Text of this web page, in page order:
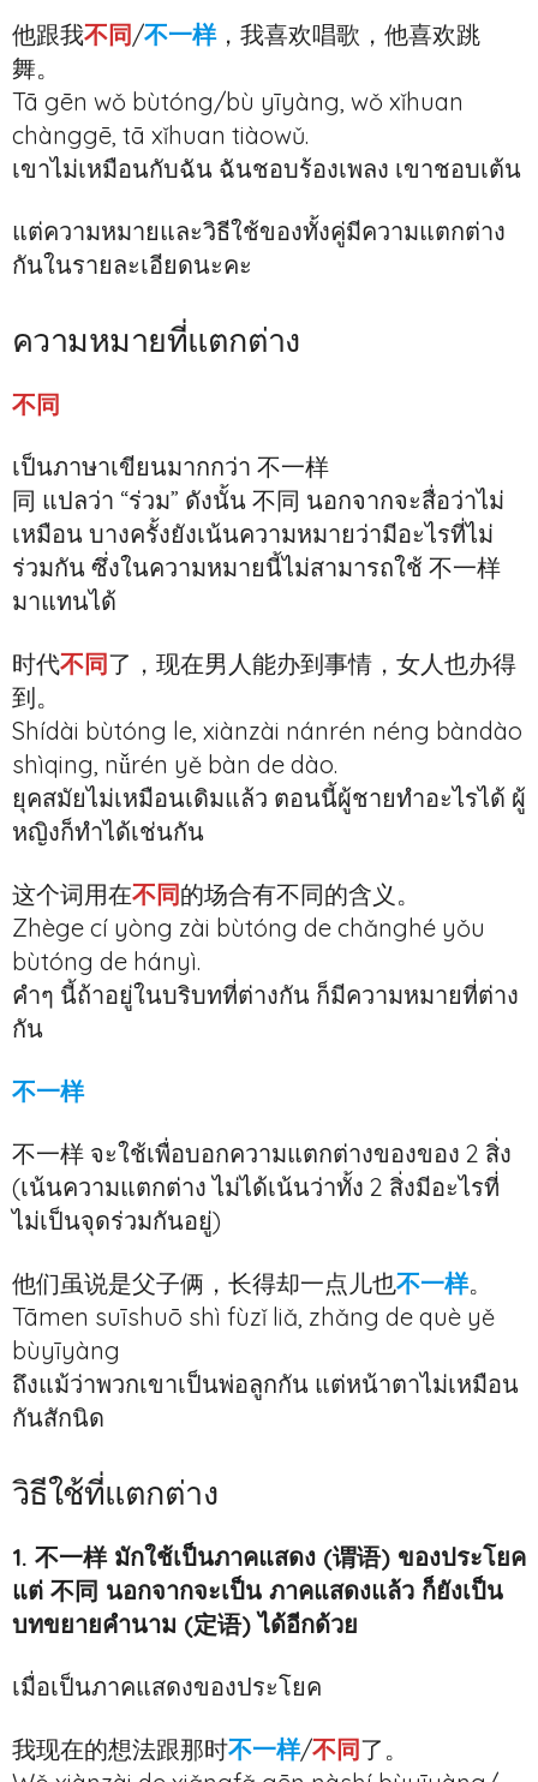
他跟我不同/不一样，我喜欢唱歌，他喜欢跳
舞。
Tā gēn wǒ bùtóng/bù yīyàng, wǒ xǐhuan
chànggē, tā xǐhuan tiàowǔ.
เขาไม่เหมือนกับฉัน ฉันชอบร้องเพลง เขาชอบเต้น
แต่ความหมายและวิธีใช้ของทั้งคู่มีความแตกต่าง
กันในรายละเอียดนะคะ
ความหมายที่แตกต่าง
不同
เป็นภาษาเขียนมากกว่า 不一样
同 แปลว่า “ร่วม” ดังนั้น 不同 นอกจากจะสื่อว่าไม่
เหมือน บางครั้งยังเน้นความหมายว่ามีอะไรที่ไม่
ร่วมกัน ซึ่งในความหมายนี้ไม่สามารถใช้ 不一样
มาแทนได้
时代不同了，现在男人能办到事情，女人也办得
到。
Shídài bùtóng le, xiànzài nánrén néng bàndào
shìqing, nǚrén yě bàn de dào.
ยุคสมัยไม่เหมือนเดิมแล้ว ตอนนี้ผู้ชายทำอะไรได้ ผู้
หญิงก็ทำได้เช่นกัน
这个词用在不同的场合有不同的含义。
Zhège cí yòng zài bùtóng de chǎnghé yǒu
bùtóng de hányì.
คำๆ นี้ถ้าอยู่ในบริบทที่ต่างกัน ก็มีความหมายที่ต่าง
กัน
不一样
不一样 จะใช้เพื่อบอกความแตกต่างของของ 2 สิ่ง
(เน้นความแตกต่าง ไม่ได้เน้นว่าทั้ง 2 สิ่งมีอะไรที่
ไม่เป็นจุดร่วมกันอยู่)
他们虽说是父子俩，长得却一点儿也不一样。
Tāmen suīshuō shì fùzǐ liǎ, zhǎng de què yě
bùyīyàng
ถึงแม้ว่าพวกเขาเป็นพ่อลูกกัน แต่หน้าตาไม่เหมือน
กันสักนิด
วิธีใช้ที่แตกต่าง
1. 不一样 มักใช้เป็นภาคแสดง (谓语) ของประโยค
แต่ 不同 นอกจากจะเป็น ภาคแสดงแล้ว ก็ยังเป็น
บทขยายคำนาม (定语) ได้อีกด้วย
เมื่อเป็นภาคแสดงของประโยค
我现在的想法跟那时不一样/不同了。